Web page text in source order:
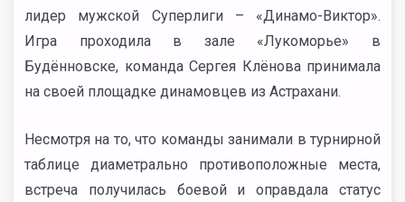
лидер мужской Суперлиги – «Динамо-Виктор».
Игра проходила в зале «Лукоморье» в
Будённовске, команда Сергея Клёнова принимала
на своей площадке динамовцев из Астрахани.
Несмотря на то, что команды занимали в турнирной
таблице диаметрально противоположные места,
встреча получилась боевой и оправдала статус